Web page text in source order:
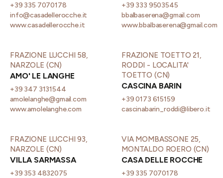
+39 335 7070178
info@casadellerocche.it
www.casadellerocche.it
+39 333 9503545
bbalbaserena@gmail.com
www.bbalbaserena@gmail.com
FRAZIONE LUCCHI 58,
NARZOLE (CN)
AMO' LE LANGHE
+39 347 3131544
amolelanghe@gmail.com
www.amolelanghe.com
FRAZIONE TOETTO 21,
RODDI - LOCALITA'
TOETTO (CN)
CASCINA BARIN
+39 0173 615159
cascinabarin_roddi@libero.it
FRAZIONE LUCCHI 93,
NARZOLE (CN)
VILLA SARMASSA
+39 353 4832075
VIA MOMBASSONE 25,
MONTALDO ROERO (CN)
CASA DELLE ROCCHE
+39 335 7070178